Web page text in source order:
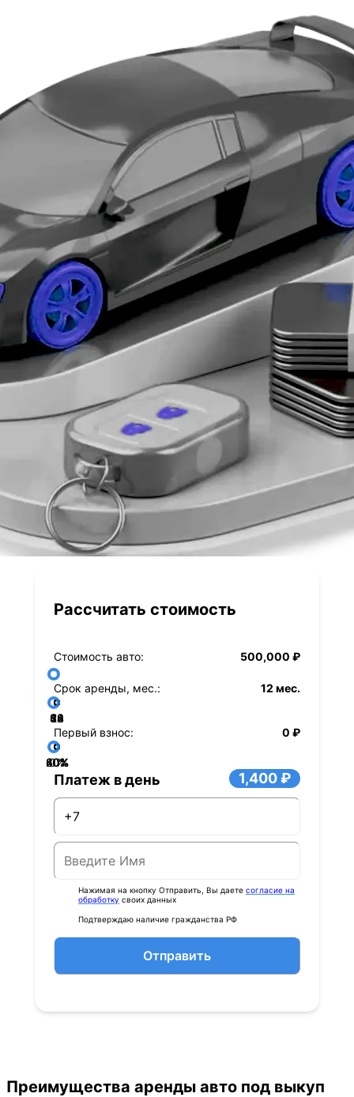
Рассчитать стоимость
Стоимость авто: 500,000 ₽
Срок аренды, мес.: 12 мес.
12
24
36
48
60
72
84
Первый взнос:
0 ₽
0%
20%
40%
60%
80%
Платеж в день 1,400 ₽
Нажимая на кнопку Отправить, Вы даете согласие на
обработку своих данных
Подтверждаю наличие гражданства РФ
Отправить
Преимущества аренды авто под выкуп